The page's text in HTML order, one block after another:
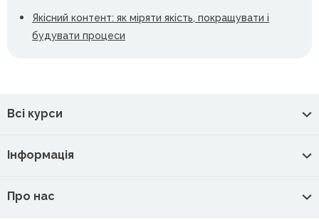
Якісний контент: як міряти якість, покращувати і
будувати процеси
Всі курси
Інформація
Про нас